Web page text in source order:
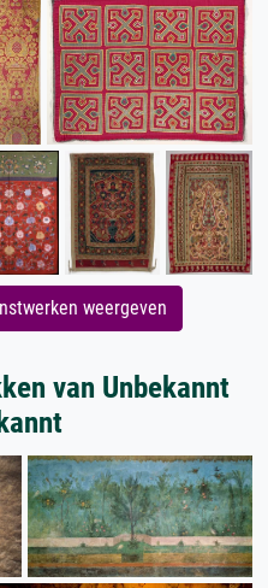
weergeven
van Unbekannt